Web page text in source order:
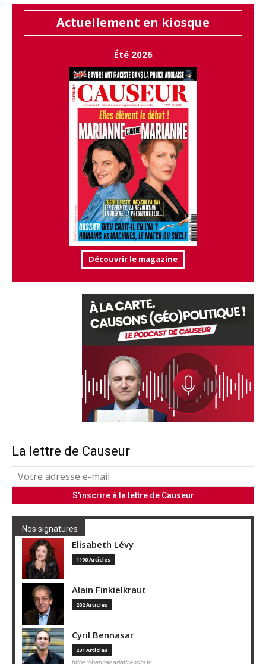
Actuellement en kiosque
Été 2026
Découvrir le magazine
La lettre de Causeur
Nos signatures
Elisabeth Lévy
1190 Articles
Alain Finkielkraut
202 Articles
Cyril Bennasar
231 Articles
https://bennasarlaffranchi.fr